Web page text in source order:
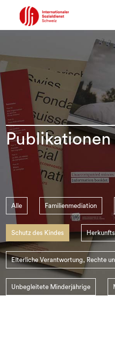
Publikationen
Alle Familienmediation
Schutz des Kindes
Elterliche Verantwortung, Rechte
Unbegleitete Minderjährige